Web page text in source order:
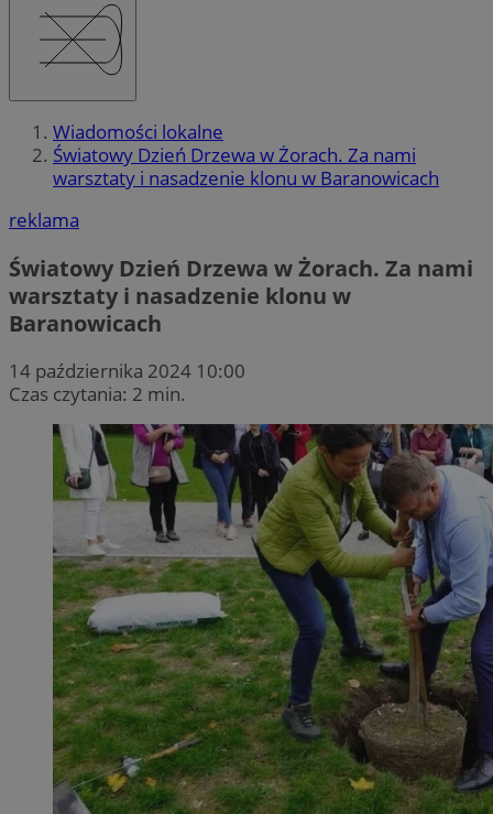
Wiadomości lokalne
Światowy Dzień Drzewa w Żorach. Za nami
warsztaty i nasadzenie klonu w Baranowicach
reklama
Światowy Dzień Drzewa w Żorach. Za nami
warsztaty i nasadzenie klonu w
Baranowicach
14 października 2024 10:00
Czas czytania: 2 min.